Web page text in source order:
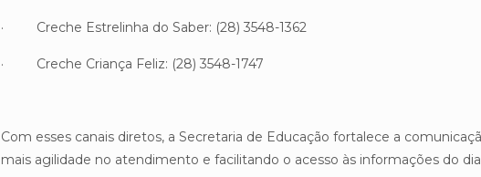
· Creche Estrelinha do Saber: (28) 3548-1362
· Creche Criança Feliz: (28) 3548-1747
Com esses canais diretos, a Secretaria de Educação fortalece a
mais agilidade no atendimento e facilitando o acesso às informações do dia